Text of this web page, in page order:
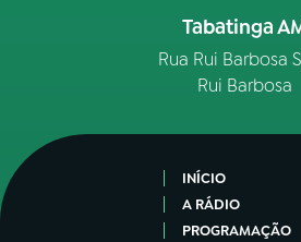
Tabatinga
Rua Rui Barbosa
Rui Barbosa
INÍCIO
A RÁDIO
PROGRAMAÇÃO